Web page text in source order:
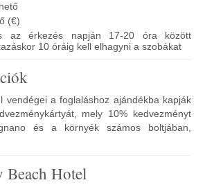
(€)
az érkezés napján 17-20 óra között
10 óráig kell elhagyni a szobákat
vendégei a foglaláshoz ajándékba kapják
mely 10% kedvezményt
és a környék számos boltjában,
Beach Hotel